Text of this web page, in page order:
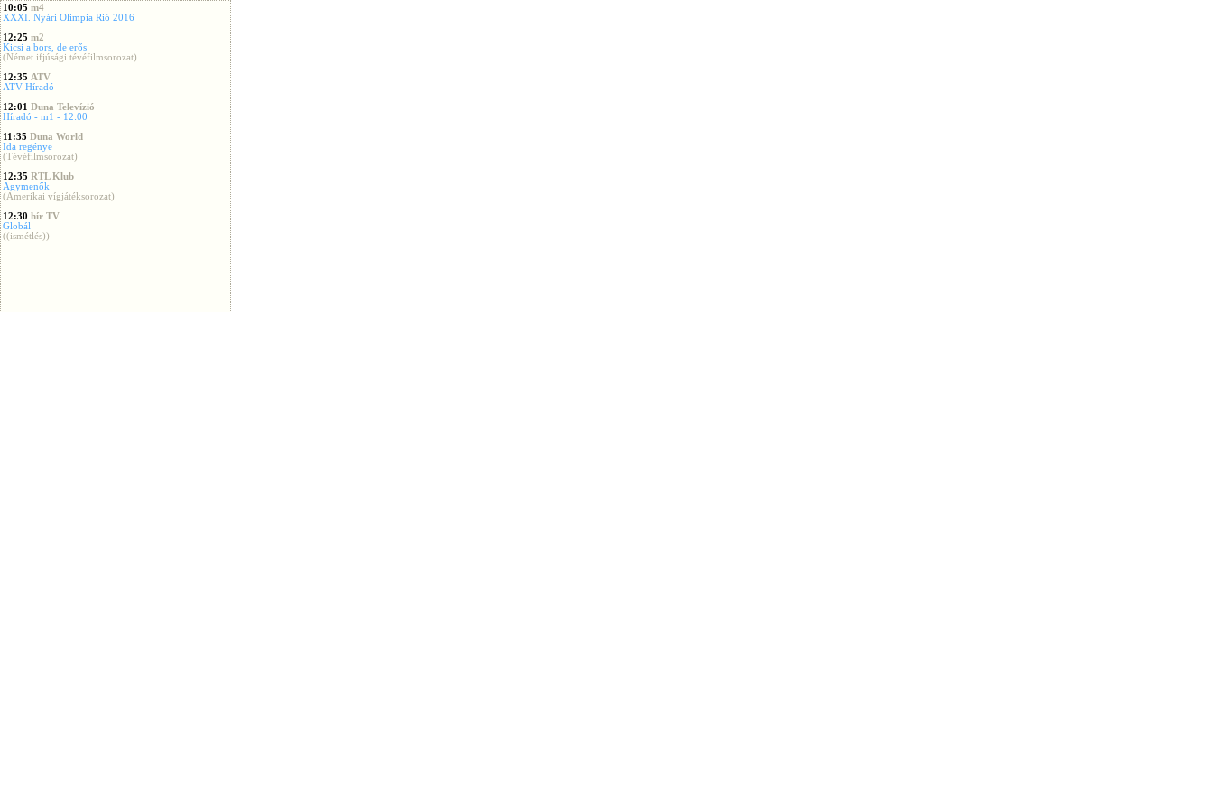
10:05 m4
XXXI. Nyári Olimpia Rió 2016
12:25 m2
Kicsi a bors, de erős
(Német ifjúsági tévéfilmsorozat)
12:35 ATV
ATV Híradó
12:01 Duna Televízió
Híradó - m1 - 12:00
11:35 Duna World
Ida regénye
(Tévéfilmsorozat)
12:35 RTL Klub
Agymenők
(Amerikai vígjátéksorozat)
12:30 hír TV
Globál
((ismétlés))